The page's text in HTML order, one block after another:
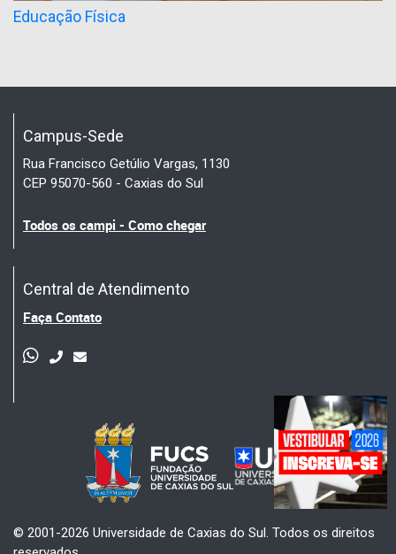
Educação Física
Campus-Sede
Rua Francisco Getúlio Vargas, 1130
CEP 95070-560 - Caxias do Sul
Todos os campi - Como chegar
Central de Atendimento
Faça Contato
© 2001-2026 Universidade de Caxias do Sul. Todos os direitos